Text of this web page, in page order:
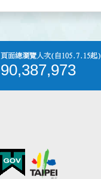
頁面總瀏覽人次(自105.7.15起)
90,387,973